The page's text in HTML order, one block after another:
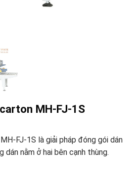
MH-FJ-1S
FJ-1S là giải pháp đóng gói dán
nằm ở hai bên cạnh thùng.